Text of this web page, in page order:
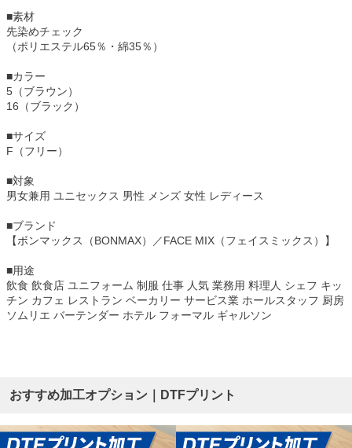
■素材
先染めチェック
（ポリエステル65％・綿35％）
■カラー
5（ブラウン）
16（ブラック）
■サイズ
F（フリー）
■対象
男女兼用 ユニセックス 男性 メンズ 女性 レディース
■ブランド
【ボンマックス（BONMAX）／FACE MIX（フェイスミックス）】
■用途
飲食 飲食店 ユニフォーム 制服 仕事 人気 業務用 料理人 シェフ キッ
チン カフェ レストラン ベーカリー サービス業 ホールスタッフ 厨房
ソムリエ バーテンダー ホテル フォーマル ギャルソン
おすすめ加工オプション｜DTFプリント